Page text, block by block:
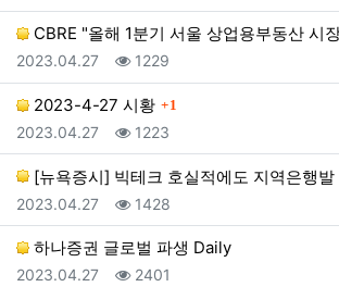
CBRE "올해 1분기 서울 상업용부동산 시
등록일
2023.04.27 조회
1229
2023-4-27 시황 댓글
1
등록일
2023.04.27 조회
1223
[뉴욕증시] 빅테크 호실적에도 지역은행
등록일
2023.04.27 조회
1428
하나증권 글로벌 파생 Daily
등록일
2023.04.27 조회
2401